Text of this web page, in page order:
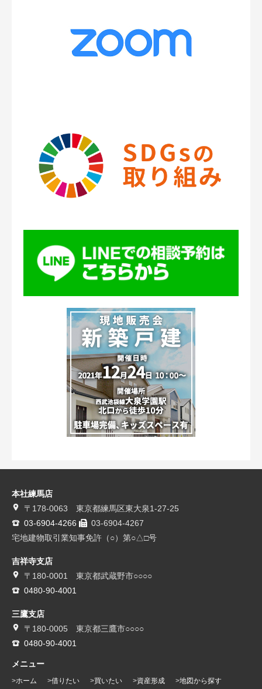
本社練馬店
〒178-0063 東京都練馬区東大泉1-27-25
03-6904-4266
03-6904-4267
宅地建物取引業知事免許（○）第○△□号
吉祥寺支店
〒180-0001 東京都武蔵野市○○○○
0480-90-4001
三鷹支店
〒180-0005 東京都三鷹市○○○○
0480-90-4001
メニュー
ホーム 借りたい 買いたい 資産形成 地図から探す